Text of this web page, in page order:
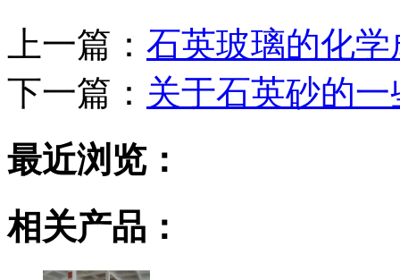
上一篇： 石英玻璃的化
下一篇： 关于石英砂的
最近浏览：
相关产品：